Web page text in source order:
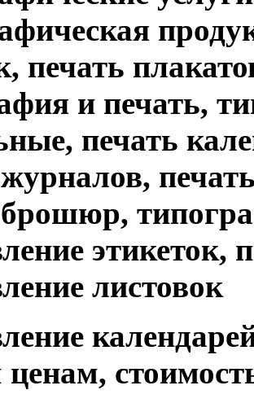
печать
и печать,
печать
брошюр,
этикеток,
листовок